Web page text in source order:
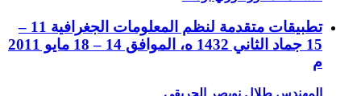
تطبيقات متقدمة لنظم المعلومات الجغرافية 11 –
15 جماد الثاني 1432 ه، الموافق 14 – 18 مايو 2011
م